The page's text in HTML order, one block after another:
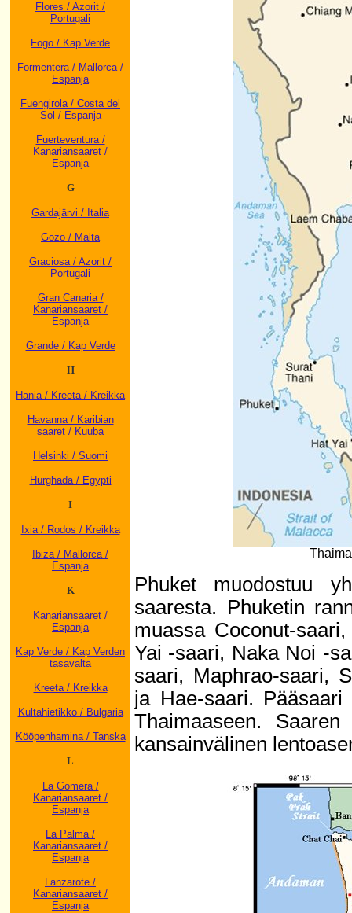
Flores / Azorit /
Portugali
Fogo / Kap Verde
Formentera / Mallorca /
Espanja
Fuengirola / Costa del
Sol / Espanja
Fuerteventura /
Kanariansaaret /
Espanja
G
Gardajärvi / Italia
Gozo / Malta
Graciosa / Azorit /
Portugali
Gran Canaria /
Kanariansaaret /
Espanja
Grande / Kap Verde
H
Hania / Kreeta / Kreikka
Havanna / Karibian
saaret / Kuuba
Helsinki / Suomi
Hurghada / Egypti
I
Ixia / Rodos / Kreikka
Ibiza / Mallorca /
Espanja
K
Kanariansaaret /
Espanja
Kap Verde / Kap Verden
tasavalta
Kreeta / Kreikka
Kultahietikko / Bulgaria
Kööpenhamina / Tanska
L
La Gomera /
Kanariansaaret /
Espanja
La Palma /
Kanariansaaret /
Espanja
Lanzarote /
Kanariansaaret /
Espanja
Phuket muodostuu
saaresta. Phuketin
muassa Coconut-
Yai -saari, Naka Noi -
saari, Maphrao-saari,
ja Hae-saari.
Thaimaaseen.
kansainvälinen